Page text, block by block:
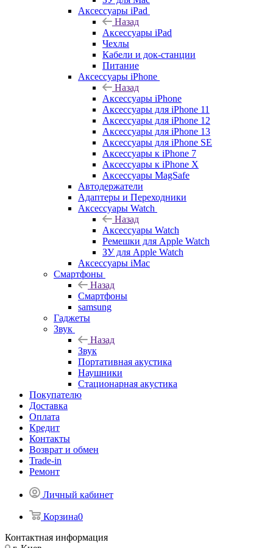
Аксессуары iPad
Назад
Аксессуары iPad
Чехлы
Кабели и док-станции
Питание
Аксессуары iPhone
Назад
Аксессуары iPhone
Аксессуары для iPhone 11
Аксессуары для iPhone 12
Аксессуары для iPhone 13
Аксессуары для iPhone SE
Аксессуары к iPhone 7
Аксессуары к iPhone X
Аксессуары MagSafe
Автодержатели
Адаптеры и Переходники
Аксессуары Watch
Назад
Аксессуары Watch
Ремешки для Apple Watch
ЗУ для Apple Watch
Аксессуары iMac
Смартфоны
Назад
Смартфоны
samsung
Гаджеты
Звук
Назад
Звук
Портативная акустика
Наушники
Стационарная акустика
Покупателю
Доставка
Оплата
Кредит
Контакты
Возврат и обмен
Trade-in
Ремонт
Личный кабинет
Корзина0
Контактная информация